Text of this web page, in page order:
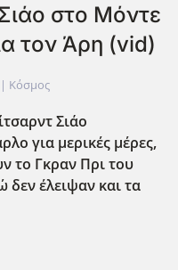
στο Μόντε
τον Άρη (vid)
Κόσμος
Σιάο
για μερικές μέρες,
το Γκραν Πρι του
έλειψαν και τα